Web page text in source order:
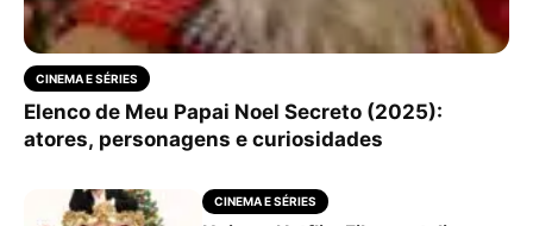
CINEMA E SÉRIES
Elenco de Meu Papai Noel Secreto (2025):
atores, personagens e curiosidades
CINEMA E SÉRIES